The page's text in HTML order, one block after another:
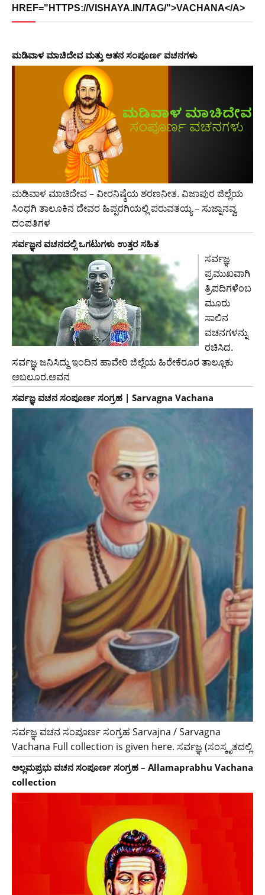
HREF="HTTPS://VISHAYA.IN/TAG/">VACHANA</A>
ಮಡಿವಾಳ ಮಾಚಿದೇವ ಮತ್ತು ಆತನ ಸಂಪೂರ್ಣ ವಚನಗಳು
ಮಡಿವಾಳ ಮಾಚಿದೇವ – ವೀರನಿಷ್ಠೆಯ ಶರಣನೀತ. ವಿಜಾಪುರ ಜಿಲ್ಲೆಯ
ಸಿಂಧಗಿ ತಾಲೂಕಿನ ದೇವರ ಹಿಪ್ಪರಗಿಯಲ್ಲಿ ಪರುವತಯ್ಯ – ಸುಜ್ನಾನವ್ವ
ದಂಪತಿಗಳ
ಸರ್ವಜ್ಞನ ವಚನದಲ್ಲಿ ಒಗಟುಗಳು ಉತ್ತರ ಸಹಿತ
ಸರ್ವಜ್ಞ
ಪ್ರಮುಖವಾಗಿ
ತ್ರಿಪದಿಗಳೆಂಬ
ಮೂರು
ಸಾಲಿನ
ವಚನಗಳನ್ನು
ರಚಿಸಿದ.
ಸರ್ವಜ್ಞ ಜನಿಸಿದ್ದು ಇಂದಿನ ಹಾವೇರಿ ಜಿಲ್ಲೆಯ ಹಿರೇಕೆರೂರ ತಾಲ್ಲೂಕು
ಅಬಲೂರ.ಅವನ
ಸರ್ವಜ್ಞ ವಚನ ಸಂಪೂರ್ಣ ಸಂಗ್ರಹ | Sarvagna Vachana
ಸರ್ವಜ್ಞ ವಚನ ಸಂಪೂರ್ಣ ಸಂಗ್ರಹ Sarvajna / Sarvagna
Vachana Full collection is given here. ಸರ್ವಜ್ಞ (ಸಂಸ್ಕೃತದಲ್ಲಿ
ಅಲ್ಲಮಪ್ರಭು ವಚನ ಸಂಪೂರ್ಣ ಸಂಗ್ರಹ – Allamaprabhu Vachana
collection